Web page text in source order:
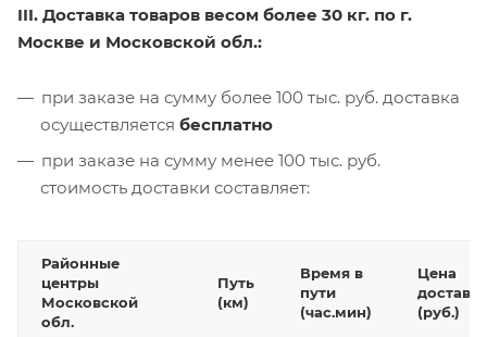
III. Доставка товаров весом более 30 кг. по г.
Москве и Московской обл.:
при заказе на сумму более 100 тыс. руб. доставка
осуществляется бесплатно
при заказе на сумму менее 100 тыс. руб.
стоимость доставки составляет:
Районные
центры
Московской
обл.
Путь
(км)
Время в
пути
(час.мин)
Цена
(руб.)